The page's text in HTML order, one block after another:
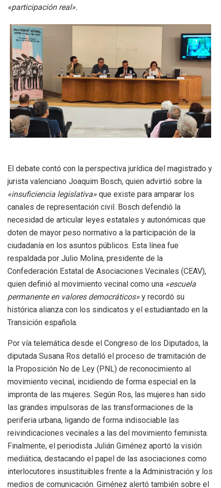
«participación real».
El debate contó con la perspectiva jurídica del magistrado y
jurista valenciano Joaquim Bosch, quien advirtió sobre la
«insuficiencia legislativa» que existe para amparar los
canales de representación civil . Bosch defendió la
necesidad de articular leyes estatales y autonómicas que
doten de mayor peso normativo a la participación de la
ciudadanía en los asuntos públicos. Esta línea fue
respaldada por Julio Molina, presidente de la
Confederación Estatal de Asociaciones Vecinales (CEAV),
quien definió al movimiento vecinal como una «escuela
permanente en valores democráticos» y recordó su
histórica alianza con los sindicatos y el estudiantado en la
Transición española.
Por vía telemática desde el Congreso de los Diputados, la
diputada Susana Ros detalló el proceso de tramitación de
la Proposición No de Ley (PNL) de reconocimiento al
movimiento vecinal, incidiendo de forma especial en la
impronta de las mujeres. Según Ros, las mujeres han sido
las grandes impulsoras de las transformaciones de la
periferia urbana, ligando de forma indisociable las
reivindicaciones vecinales a las del movimiento feminista.
Finalmente, el periodista Julián Giménez aportó la visión
mediática, destacando el papel de las asociaciones como
interlocutores insustituibles frente a la Administración y los
medios de comunicación. Giménez alertó también sobre el